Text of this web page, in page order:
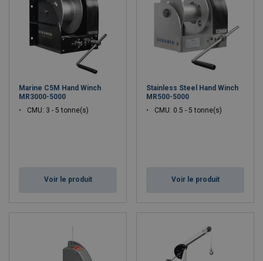
Marine C5M Hand Winch
MR3000-5000
CMU: 3 - 5 tonne(s)
Voir le produit
Stainless Steel Hand Winch
MR500-5000
CMU: 0.5 - 5 tonne(s)
Voir le produit